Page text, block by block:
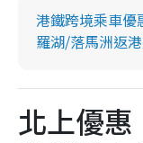
港鐵跨境乘車優
羅湖/落馬洲返
北上優